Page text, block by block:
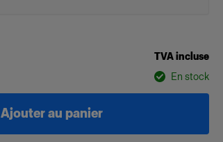
TVA incluse
En stock
Ajouter au panier